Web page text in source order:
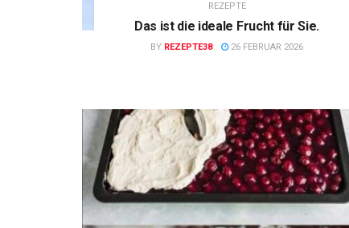
REZEPTE
Das ist die ideale Frucht für Sie.
BY REZEPTE38 26 FEBRUAR 2026